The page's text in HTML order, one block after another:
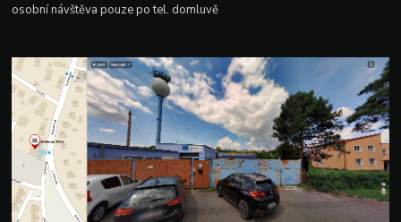
osobní návštěva pouze po tel. domluvě